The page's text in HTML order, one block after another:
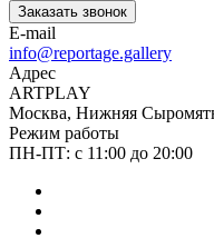
Заказать звонок
E-mail
info@reportage.gallery
Адрес
ARTPLAY
Москва, Нижняя
Режим работы
ПН-ПТ: с 11:00 до 20:00